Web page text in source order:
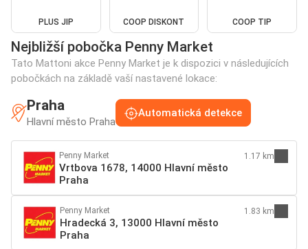
PLUS JIP COOP DISKONT COOP TIP
Nejbližší pobočka Penny Market
Tato Mattoni akce Penny Market je k dispozici v následujících
pobočkách na základě vaší nastavené lokace:
Praha
Hlavní město Praha
Automatická detekce
Penny Market
Vrtbova 1678, 14000 Hlavní město
Praha
1.17 km
Penny Market
Hradecká 3, 13000 Hlavní město
Praha
1.83 km